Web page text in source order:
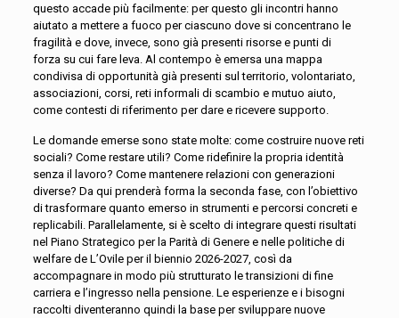
questo accade più facilmente: per questo gli incontri hanno
aiutato a mettere a fuoco per ciascuno dove si concentrano le
fragilità e dove, invece, sono già presenti risorse e punti di
forza su cui fare leva. Al contempo è emersa una mappa
condivisa di opportunità già presenti sul territorio, volontariato,
associazioni, corsi, reti informali di scambio e mutuo aiuto,
come contesti di riferimento per dare e ricevere supporto.
Le domande emerse sono state molte: come costruire nuove reti
sociali? Come restare utili? Come ridefinire la propria identità
senza il lavoro? Come mantenere relazioni con generazioni
diverse? Da qui prenderà forma la seconda fase, con l’obiettivo
di trasformare quanto emerso in strumenti e percorsi concreti e
replicabili. Parallelamente, si è scelto di integrare questi risultati
nel Piano Strategico per la Parità di Genere e nelle politiche di
welfare de L’Ovile per il biennio 2026-2027, così da
accompagnare in modo più strutturato le transizioni di fine
carriera e l’ingresso nella pensione. Le esperienze e i bisogni
raccolti diventeranno quindi la base per sviluppare nuove